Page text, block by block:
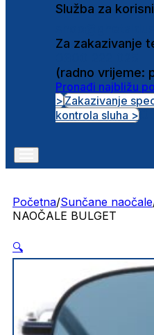
Služba za
Za zakazivanje
(radno vrijeme:
Pronađi najbližu
>Zakazivanje
kontrola sluha >
Početna/Sunčane naočale
NAOČALE BULGET
🔍